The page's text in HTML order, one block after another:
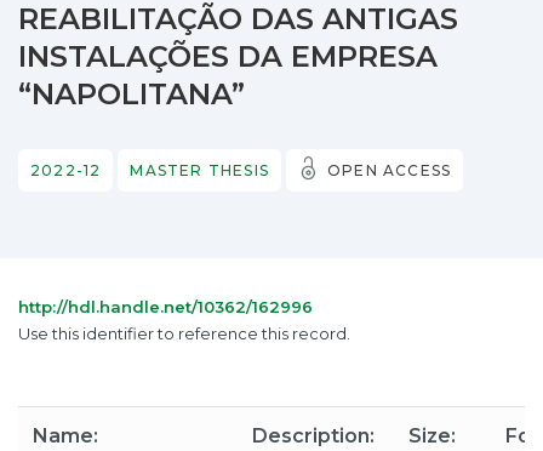
REABILITAÇÃO DAS ANTIGAS
INSTALAÇÕES DA EMPRESA
“NAPOLITANA”
2022-12 MASTER THESIS OPEN ACCESS
http://hdl.handle.net/10362/162996
Use this identifier to reference this record.
Name: Description: Size: